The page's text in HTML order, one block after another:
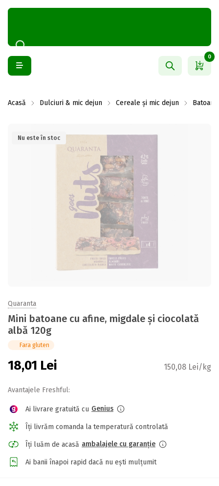
0
Acasă Dulciuri & mic dejun Cereale și mic dejun Batoane
Nu este în stoc
Quaranta
Mini batoane cu afine, migdale și ciocolată
albă 120g
Fara gluten
18,01 Lei 150,08 Lei/kg
Avantajele Freshful:
Ai livrare gratuită cu Genius
Îți livrăm comanda la temperatură controlată
Îți luăm de acasă ambalajele cu garanție
Ai banii înapoi rapid dacă nu ești mulțumit